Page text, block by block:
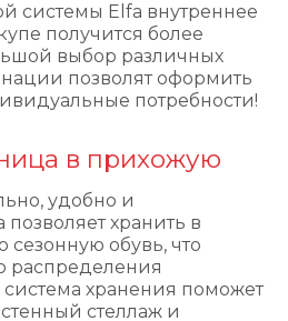
системы Elfa внутреннее
получится более
выбор различных
позволят оформить
потребности!
в прихожую
удобно и
хранить в
сезонную обувь, что
распределения
система хранения поможет
стеллаж и